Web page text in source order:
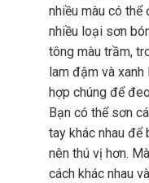
nhiều màu có
nhiều loại sơn
tông màu trầm,
lam đậm và xanh
hợp chúng để
Bạn có thể sơn
tay khác nhau để
nên thú vị hơn.
cách khác nhau